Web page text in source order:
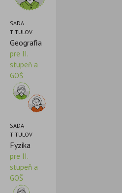
SADA
TITULOV
Geografia
pre II.
stupeň a
GOŠ
SADA
TITULOV
Fyzika
pre II.
stupeň a
GOŠ